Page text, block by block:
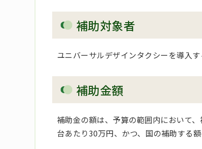
補助対象者
ユニバーサルデザインタクシーを導入
補助金額
補助金の額は、予算の範囲内において
台あたり30万円、かつ、国の補助する額